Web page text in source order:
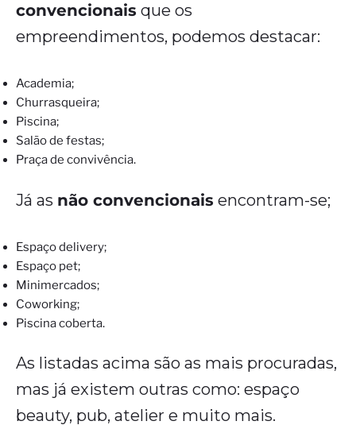
convencionais que os
empreendimentos, podemos destacar:
Academia;
Churrasqueira;
Piscina;
Salão de festas;
Praça de convivência.
Já as não convencionais encontram-se;
Espaço delivery;
Espaço pet;
Minimercados;
Coworking;
Piscina coberta.
As listadas acima são as mais procuradas,
mas já existem outras como: espaço
beauty, pub, atelier e muito mais.